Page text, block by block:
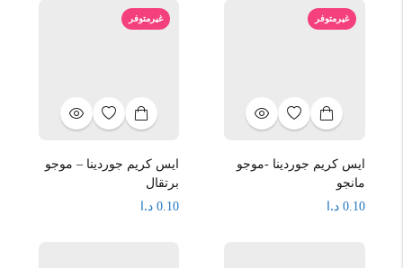
غيرمتوفر
ايس كريم جوردينا -موجو
مانجو
0.10 د.ا
غيرمتوفر
ايس كريم جوردينا – موجو
برتقال
0.10 د.ا